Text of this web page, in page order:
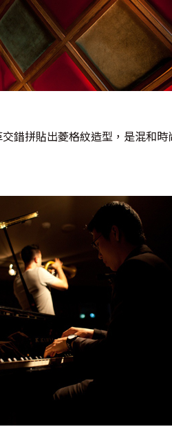
錯拼貼出菱格紋造型，是混和時